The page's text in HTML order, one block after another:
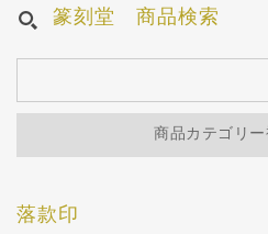
篆刻堂 商品検索
商品カテゴリ
落款印